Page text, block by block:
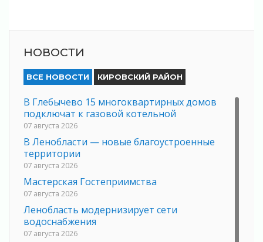
НОВОСТИ
ВСЕ НОВОСТИ КИРОВСКИЙ РАЙОН
В Глебычево 15 многоквартирных домов
подключат к газовой котельной
07 августа 2026
В Ленобласти — новые благоустроенные
территории
07 августа 2026
Мастерская Гостеприимства
07 августа 2026
Ленобласть модернизирует сети
водоснабжения
07 августа 2026